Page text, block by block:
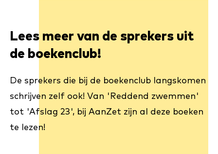
Lees meer van de sprekers uit
de boekenclub!
De sprekers die bij de boekenclub langskomen
schrijven zelf ook! Van 'Reddend zwemmen'
tot 'Afslag 23', bij AanZet zijn al deze boeken
te lezen!